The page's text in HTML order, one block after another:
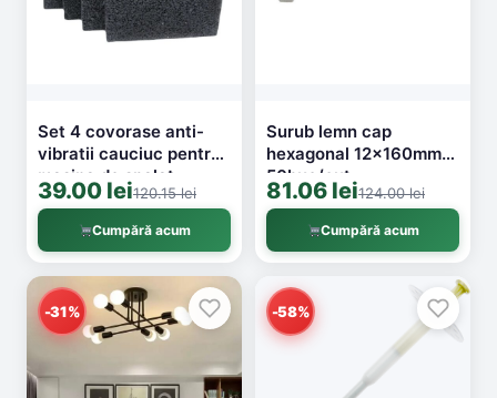
Set 4 covorase anti-
vibratii cauciuc pentru
masina de spalat
10x10x1.5cm
39.00 lei120.15 lei
Cumpără acum
Surub lemn cap
hexagonal 12x160mm
50buc/cut
81.06 lei124.00 lei
Cumpără acum
-31% -58%